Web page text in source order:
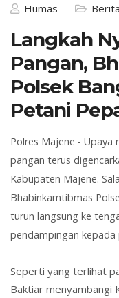
Humas Berita
Langkah
Pangan,
Polsek
Petani
Polres Majene - Upaya
pangan terus
Kabupaten Majene.
Bhabinkamtibmas
turun langsung ke
pendampingan kepada
Seperti yang terlihat
Baktiar menyambangi